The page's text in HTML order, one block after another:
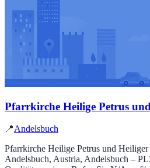
Pfarrkirche Heilige Petrus
📍Andelsbuch
Pfarrkirche Heilige Petrus und
Andelsbuch, Austria, Andelsbuch –